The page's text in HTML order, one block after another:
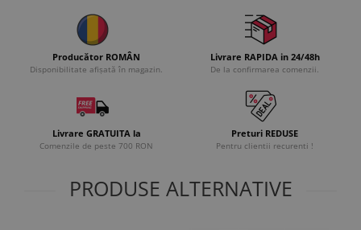
Producător ROMÂN
Disponibilitate afișată în magazin.
Livrare RAPIDA in 24/48h
De la confirmarea comenzii.
Livrare GRATUITA la
Comenzile de peste 700 RON
Preturi REDUSE
Pentru clientii recurenti !
PRODUSE ALTERNATIVE